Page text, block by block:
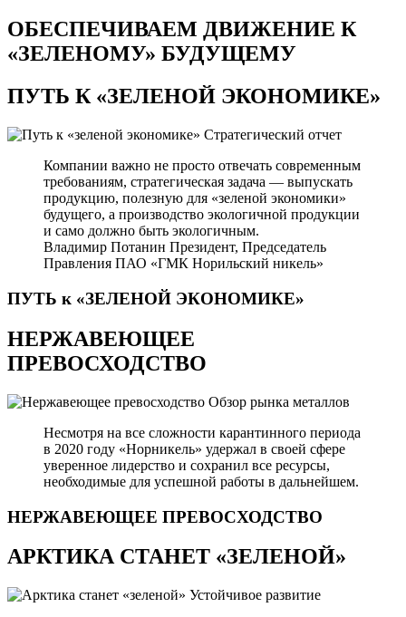
ОБЕСПЕЧИВАЕМ ДВИЖЕНИЕ К
«ЗЕЛЕНОМУ» БУДУЩЕМУ
ПУТЬ К«ЗЕЛЕНОЙ ЭКОНОМИКЕ»
Стратегический отчет
Компании важно не просто отвечать современным
требованиям, стратегическая задача — выпускать
продукцию, полезную для «зеленой экономики»
будущего, а производство экологичной продукции
и само должно быть экологичным.
Владимир Потанин Президент, Председатель
Правления ПАО «ГМК Норильский никель»
ПУТЬ к «ЗЕЛЕНОЙ ЭКОНОМИКЕ»
НЕРЖАВЕЮЩЕЕ
ПРЕВОСХОДСТВО
Обзор рынка металлов
Несмотря на все сложности карантинного периода
в 2020 году «Норникель» удержал в своей сфере
уверенное лидерство и сохранил все ресурсы,
необходимые для успешной работы в дальнейшем.
НЕРЖАВЕЮЩЕЕ ПРЕВОСХОДСТВО
АРКТИКА СТАНЕТ «ЗЕЛЕНОЙ»
Устойчивое развитие